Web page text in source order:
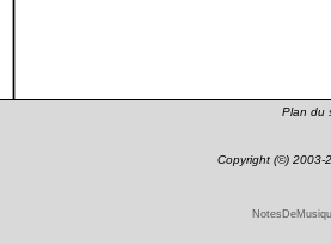
Plan du
Copyright (©) 2003-